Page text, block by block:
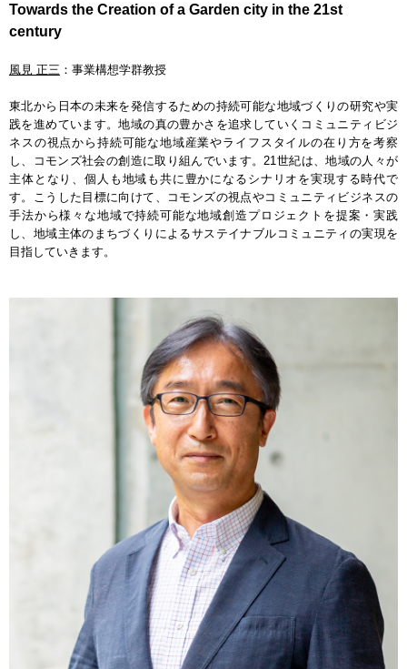
Towards the Creation of a Garden city in the 21st
century
風見 正三 ：事業構想学群教授
東北から日本の未来を発信するための持続可能な地域づくりの研究や実
践を進めています。地域の真の豊かさを追求していくコミュニティビジ
ネスの視点から持続可能な地域産業やライフスタイルの在り方を考察
し、コモンズ社会の創造に取り組んでいます。21世紀は、地域の人々が
主体となり、個人も地域も共に豊かになるシナリオを実現する時代で
す。こうした目標に向けて、コモンズの視点やコミュニティビジネスの
手法から様々な地域で持続可能な地域創造プロジェクトを提案・実践
し、地域主体のまちづくりによるサステイナブルコミュニティの実現を
目指していきます。